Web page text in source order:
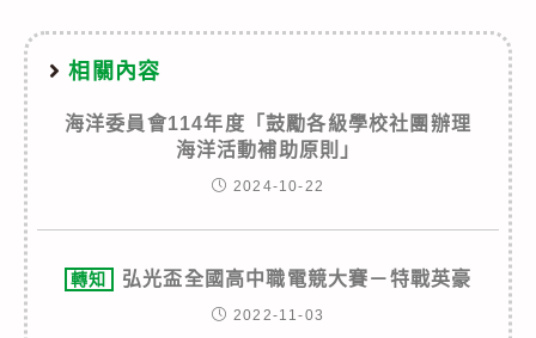
相關內容
海洋委員會114年度「鼓勵各級學校社團辦理
海洋活動補助原則」
2024-10-22
轉知 弘光盃全國高中職電競大賽－特戰英豪
2022-11-03